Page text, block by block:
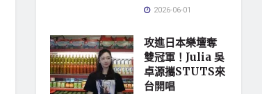
2026-06-01
攻進日本樂壇奪
雙冠軍！Julia 吳
卓源攜STUTS來
台開唱